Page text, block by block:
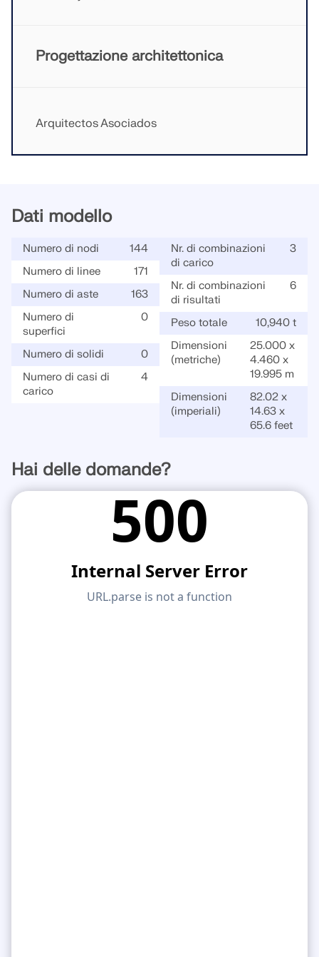
Progettazione architettonica
Arquitectos Asociados
Dati modello
Numero di nodi
144
Numero di linee
171
Numero di aste
163
Numero di
superfici
0
Numero di solidi
0
Numero di casi di
carico
4
Nr. di combinazioni
di carico
3
Nr. di combinazioni
di risultati
6
Peso totale
10,940 t
Dimensioni
(metriche)
25.000 x
4.460 x
19.995 m
Dimensioni
(imperiali)
82.02 x
14.63 x
65.6 feet
Hai delle domande?